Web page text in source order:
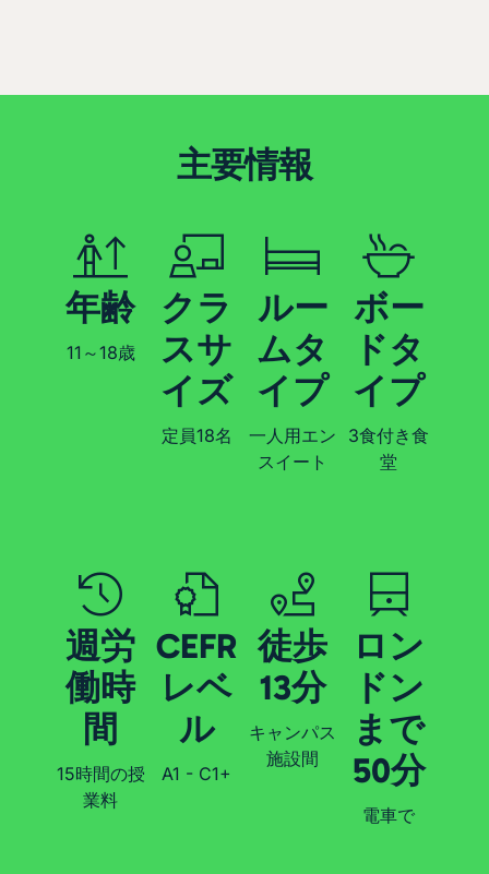
主要情報
年齢
11～18歳
クラ
スサ
イズ
定員18名
ルー
ムタ
イプ
一人用エン
スイート
ボー
ドタ
イプ
3食付き食
堂
週労
働時
間
15時間の授
業料
CEFR
レベ
ル
A1 - C1+
徒歩
13分
キャンパス
施設間
ロン
ドン
まで
50分
電車で